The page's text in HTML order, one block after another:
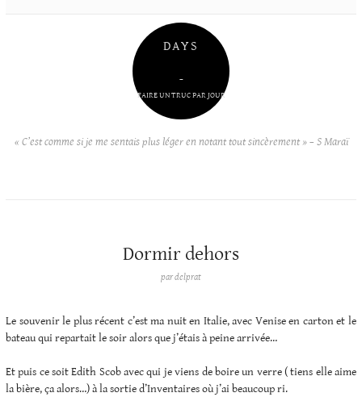
DAYS
–
FAIRE UN TRUC PAR JOUR
« C’est comme si je me sentais plus léger en notant tout sincèrement » – S Maraï
Dormir dehors
pardelprat
Le souvenir le plus récent c’est ma nuit en Italie, avec Venise en carton et le
bateau qui repartait le soir alors que j’étais à peine arrivée…
Et puis ce soit Edith Scob avec qui je viens de boire un verre ( tiens elle aime
la bière, ça alors…) à la sortie d’Inventaires où j’ai beaucoup ri.